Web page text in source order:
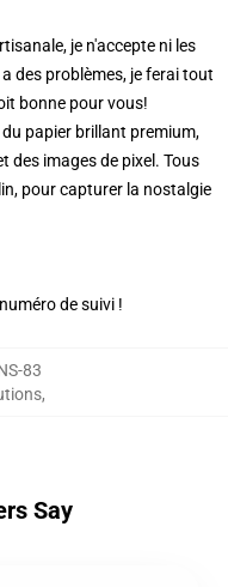
je n'accepte ni les
des problèmes, je ferai tout
bonne pour vous!
papier brillant premium,
des images de pixel. Tous
pour capturer la nostalgie
de suivi !
83
,
Say